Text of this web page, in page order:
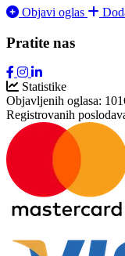
Objavi oglas
Pratite nas
Statistike
Objavljenih oglasa:
Registrovanih